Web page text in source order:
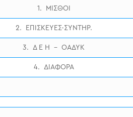
1. ΜΙΣΘΟΙ
2. ΕΠΙΣΚΕΥΕΣ-ΣΥΝΤΗΡ.
3. Δ Ε Η – ΟΑΔΥΚ
4. ΔΙΑΦΟΡΑ